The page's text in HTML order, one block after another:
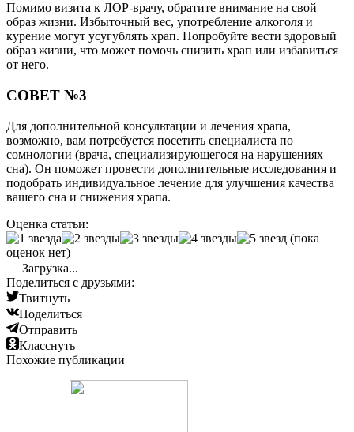
Помимо визита к ЛОР-врачу, обратите внимание на свой
образ жизни. Избыточный вес, употребление алкоголя и
курение могут усугублять храп. Попробуйте вести здоровый
образ жизни, что может помочь снизить храп или избавиться
от него.
СОВЕТ №3
Для дополнительной консультации и лечения храпа,
возможно, вам потребуется посетить специалиста по
сомнологии (врача, специализирующегося на нарушениях
сна). Он поможет провести дополнительные исследования и
подобрать индивидуальное лечение для улучшения качества
вашего сна и снижения храпа.
Оценка статьи:
(пока
оценок нет)
Загрузка...
Поделиться с друзьями:
Твитнуть
Поделиться
Отправить
Класснуть
Похожие публикации